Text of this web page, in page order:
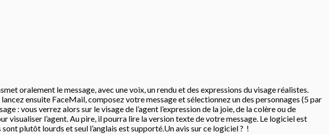
oralement le message, avec une voix, un rendu et des expressions du visage réalistes.
ensuite FaceMail, composez votre message et sélectionnez un des personnages (5 par
: vous verrez alors sur le visage de l’agent l’expression de la joie, de la colère ou de
l’agent. Au pire, il pourra lire la version texte de votre message. Le logiciel est
plutôt lourds et seul l’anglais est supporté.Un avis sur ce logiciel ? !